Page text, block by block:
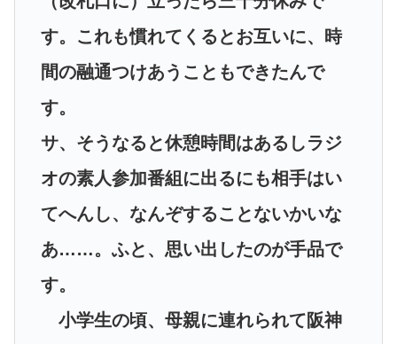
す。これも慣れてくるとお互いに、時
間の融通つけあうこともできたんで
す。
サ、そうなると休憩時間はあるしラジ
オの素人参加番組に出るにも相手はい
てへんし、なんぞすることないかいな
あ……。ふと、思い出したのが手品で
す。
小学生の頃、母親に連れられて阪神